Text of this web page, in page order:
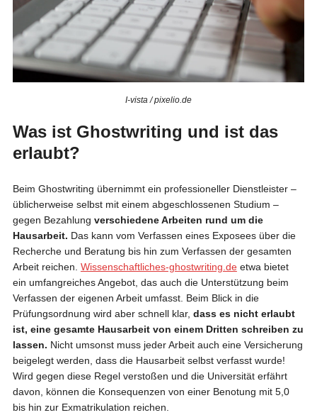
I-vista / pixelio.de
Was ist Ghostwriting und ist das
erlaubt?
Beim Ghostwriting übernimmt ein professioneller Dienstleister –
üblicherweise selbst mit einem abgeschlossenen Studium –
gegen Bezahlung verschiedene Arbeiten rund um die
Hausarbeit. Das kann vom Verfassen eines Exposees über die
Recherche und Beratung bis hin zum Verfassen der gesamten
Arbeit reichen. Wissenschaftliches-ghostwriting.deetwa bietet
ein umfangreiches Angebot, das auch die Unterstützung beim
Verfassen der eigenen Arbeit umfasst. Beim Blick in die
Prüfungsordnung wird aber schnell klar, dass es nicht erlaubt
ist, eine gesamte Hausarbeit von einem Dritten schreiben zu
lassen. Nicht umsonst muss jeder Arbeit auch eine Versicherung
beigelegt werden, dass die Hausarbeit selbst verfasst wurde!
Wird gegen diese Regel verstoßen und die Universität erfährt
davon, können die Konsequenzen von einer Benotung mit 5,0
bis hin zur Exmatrikulation reichen.